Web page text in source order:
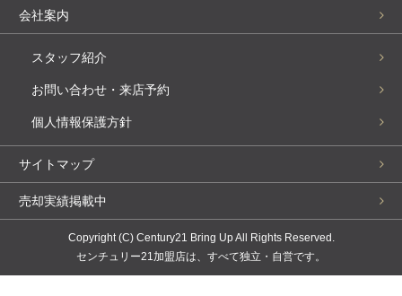
会社案内
スタッフ紹介
お問い合わせ・来店予約
個人情報保護方針
サイトマップ
売却実績掲載中
Copyright (C) Century21 Bring Up All Rights Reserved.
センチュリー21加盟店は、すべて独立・自営です。